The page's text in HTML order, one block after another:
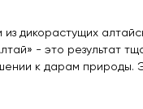
дикорастущих
- это результат
к дарам природы.
качеству жизни.